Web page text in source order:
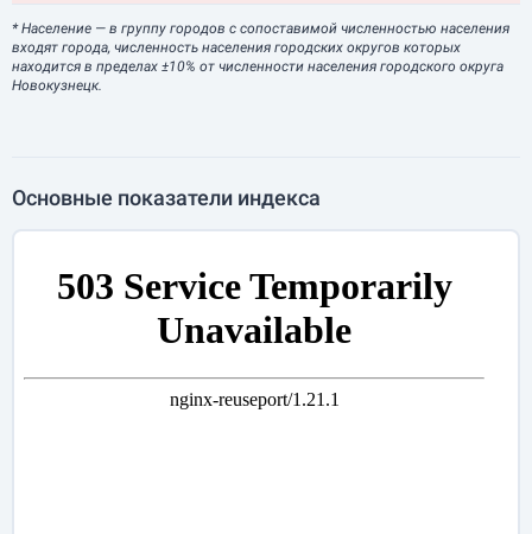
* Население — в группу городов с сопоставимой численностью населения
входят города, численность населения городских округов которых
находится в пределах ±10% от численности населения городского округа
Новокузнецк.
Основные показатели индекса